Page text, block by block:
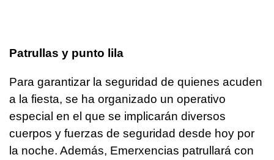
Patrullas y punto lila
Para garantizar la seguridad de quienes acuden
a la fiesta, se ha organizado un operativo
especial en el que se implicarán diversos
cuerpos y fuerzas de seguridad desde hoy por
la noche. Además, Emerxencias patrullará con